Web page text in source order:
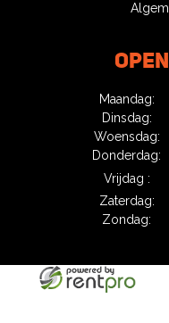
Maandag:
Dinsdag:
Woensdag:
Donderdag:
Vrijdag :
Zaterdag:
Zondag: